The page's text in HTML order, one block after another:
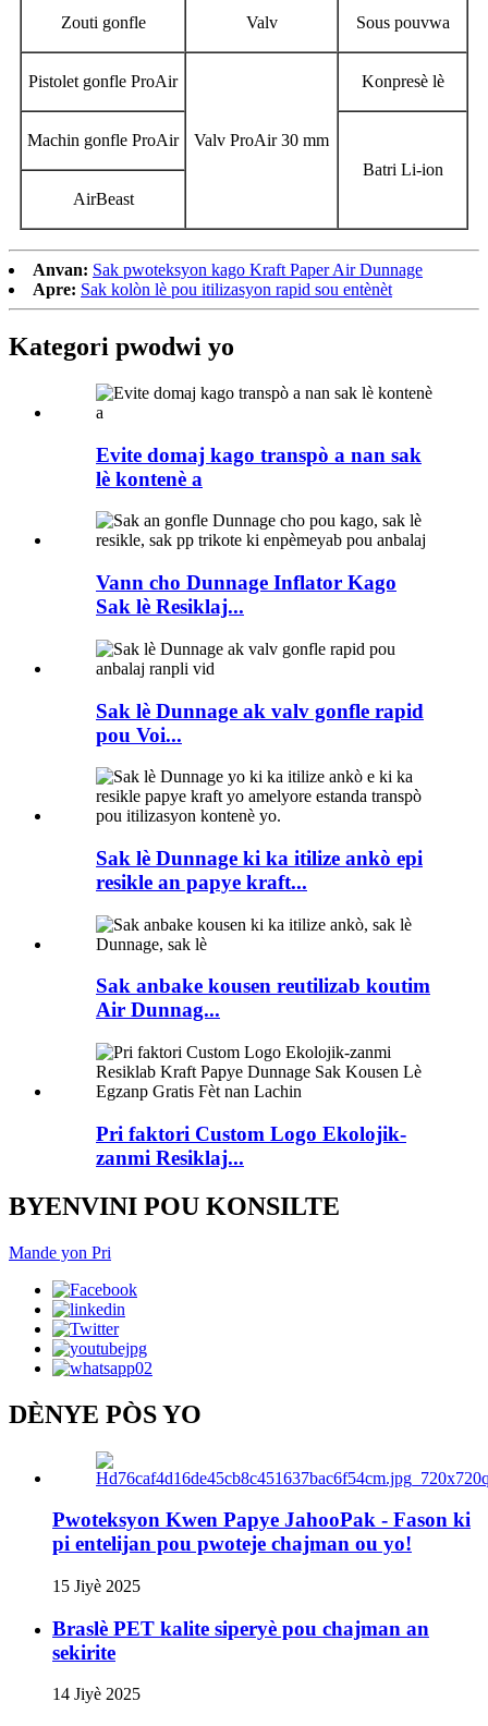
Zouti gonfle Valv Sous pouvwa
Pistolet gonfle ProAir
Valv ProAir 30 mm
Konpresè lè
Machin gonfle ProAir
Batri Li-ion
AirBeast
Anvan: Sak pwoteksyon kago Kraft Paper Air Dunnage
Apre: Sak kolòn lè pou itilizasyon rapid sou entènèt
Kategori pwodwi yo
Evite domaj kago transpò a nan sak
lè kontenè a
Vann cho Dunnage Inflator Kago
Sak lè Resiklaj...
Sak lè Dunnage ak valv gonfle rapid
pou Voi...
Sak lè Dunnage ki ka itilize ankò epi
resikle an papye kraft...
Sak anbake kousen reutilizab koutim
Air Dunnag...
Pri faktori Custom Logo Ekolojik-
zanmi Resiklaj...
BYENVINI POU KONSILTE
Mande yon Pri
DÈNYE PÒS YO
Pwoteksyon Kwen Papye JahooPak - Fason ki
pi entelijan pou pwoteje chajman ou yo!
15 Jiyè 2025
Braslè PET kalite siperyè pou chajman an
sekirite
14 Jiyè 2025